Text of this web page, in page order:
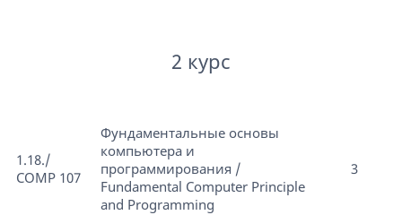
2 курс
1.18./
COMP 107
Фундаментальные основы
компьютера и
программирования /
Fundamental Computer Principle
and Programming
3